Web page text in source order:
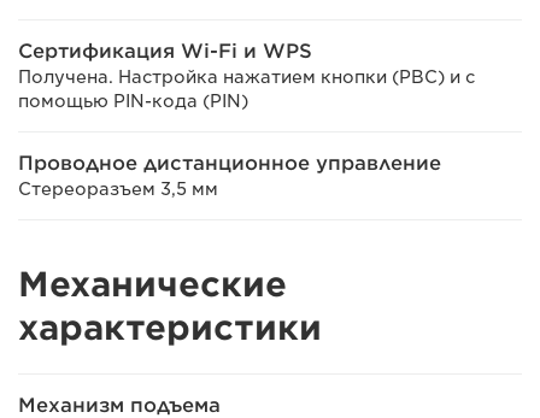
Сертификация Wi-Fi и WPS
Получена. Настройка нажатием кнопки (PBC) и с
помощью PIN-кода (PIN)
Проводное дистанционное управление
Стереоразъем 3,5 мм
Механические
характеристики
Механизм подъема